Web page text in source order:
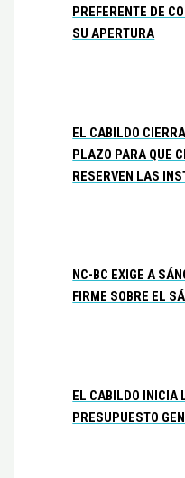
PREFERENTE DE
SU APERTURA
EL CABILDO
PLAZO PARA QUE
RESERVEN LAS
NC-BC EXIGE A
FIRME SOBRE EL
EL CABILDO INICIA
PRESUPUESTO